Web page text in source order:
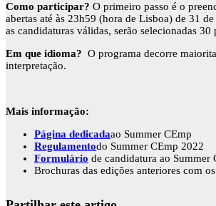
Como participar? O primeiro passo é o
abertas até às 23h59 (hora de Lisboa) de 31
as candidaturas válidas, serão selecionadas
Em que idioma? O programa decorre
interpretação.
Mais informação:
Página dedicadaao Summer CEmp
Regulamentodo Summer CEmp 2022
Formulário de candidatura ao Summer
Brochuras das edições anteriores com